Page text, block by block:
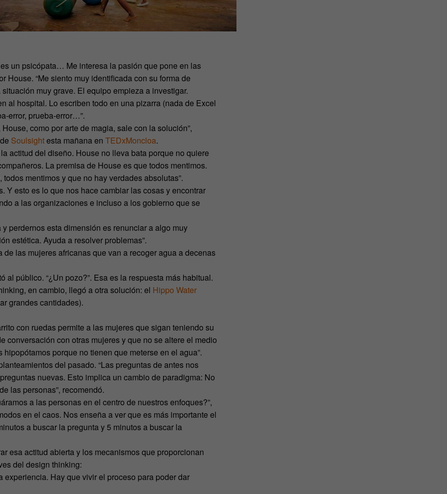
un psicópata… Me interesa la pasión que pone en las
House. “Me siento muy identificada con su forma de
muy grave. El equipo empieza a investigar.
hospital. Lo escriben todo en una pizarra (nada de Excel
error, prueba-error…”.
como por arte de magia, sale con la solución”,
Soulsightesta mañana en TEDxMoncloa.
actitud del diseño. House no lleva bata porque no quiere
La premisa de House es que todos mentimos.
mentimos y que no hay verdades absolutas”.
Y esto es lo que nos hace cambiar las cosas y encontrar
a las organizaciones e incluso a los gobierno que se
perdernos esta dimensión es renunciar a algo muy
estética. Ayuda a resolver problemas”.
las mujeres africanas que van a recoger agua a decenas
al público. “¿Un pozo?”. Esa es la respuesta más habitual.
en cambio, llegó a otra solución: el Hippo Water
grandes cantidades).
con ruedas permite a las mujeres que sigan teniendo su
conversación con otras mujeres y que no se altere el medio
porque no tienen que meterse en el agua”.
del pasado. “Las preguntas de antes nos
nuevas. Esto implica un cambio de paradigma: No
las personas”, recomendó.
a las personas en el centro de nuestros enfoques?”,
en el caos. Nos enseña a ver que es más importante el
a buscar la pregunta y 5 minutos a buscar la
esa actitud abierta y los mecanismos que proporcionan
del design thinking:
Hay que vivir el proceso para poder dar